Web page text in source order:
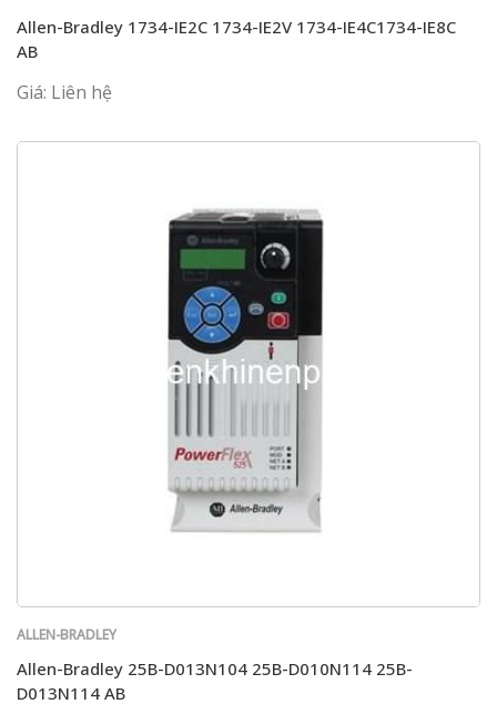
Allen-Bradley 1734-IE2C 1734-IE2V 1734-IE4C1734-IE8C
AB
Giá: Liên hệ
ALLEN-BRADLEY
Allen-Bradley 25B-D013N104 25B-D010N114 25B-
D013N114 AB